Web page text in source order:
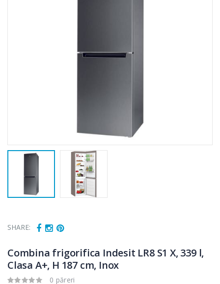
SHARE:
Combina frigorifica Indesit LR8 S1 X, 339 l,
Clasa A+, H 187 cm, Inox
0 păreri
Fierbator